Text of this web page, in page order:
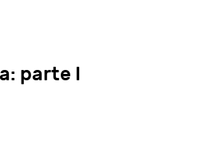
parte I